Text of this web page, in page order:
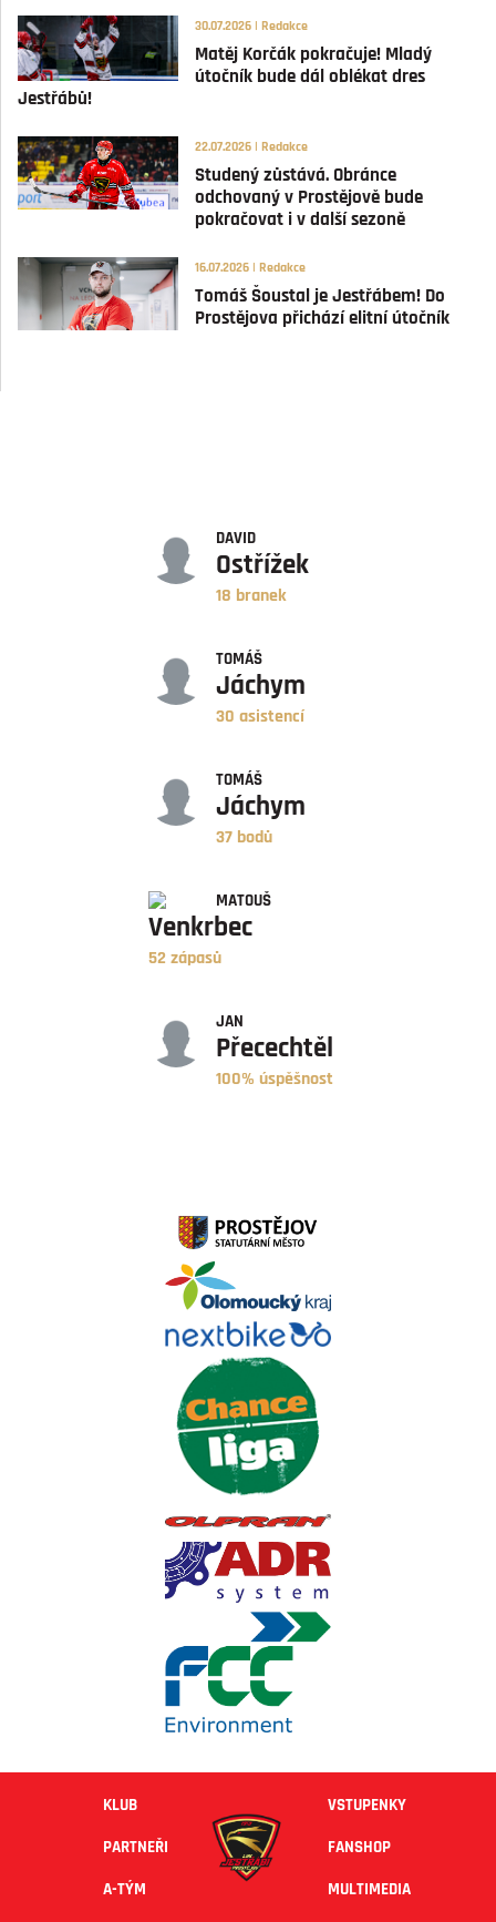
30.07.2026 | Redakce
Matěj Korčák pokračuje! Mladý
útočník bude dál oblékat dres
Jestřábů!
22.07.2026 | Redakce
Studený zůstává. Obránce
odchovaný v Prostějově bude
pokračovat i v další sezoně
16.07.2026 | Redakce
Tomáš Šoustal je Jestřábem! Do
Prostějova přichází elitní útočník
DAVID
Ostřížek
18 branek
TOMÁŠ
Jáchym
30 asistencí
TOMÁŠ
Jáchym
37 bodů
MATOUŠ
Venkrbec
52 zápasů
JAN
Přecechtěl
100% úspěšnost
KLUB
PARTNEŘI
A-TÝM
VSTUPENKY
FANSHOP
MULTIMEDIA